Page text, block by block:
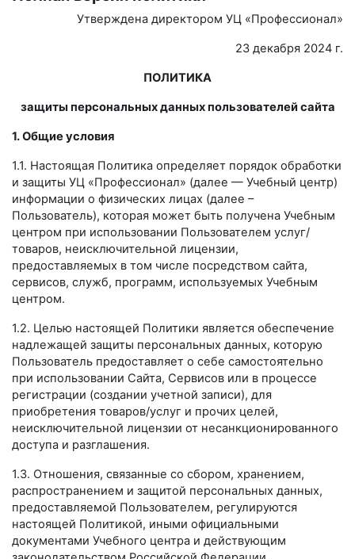
Утверждена директором УЦ «Профессионал»
23 декабря 2024 г.
ПОЛИТИКА
защиты персональных данных пользователей сайта
1. Общие условия
1.1. Настоящая Политика определяет порядок обработки
и защиты УЦ «Профессионал» (далее — Учебный центр)
информации о физических лицах (далее –
Пользователь), которая может быть получена Учебным
центром при использовании Пользователем услуг/
товаров, неисключительной лицензии,
предоставляемых в том числе посредством сайта,
сервисов, служб, программ, используемых Учебным
центром.
1.2. Целью настоящей Политики является обеспечение
надлежащей защиты персональных данных, которую
Пользователь предоставляет о себе самостоятельно
при использовании Сайта, Сервисов или в процессе
регистрации (создании учетной записи), для
приобретения товаров/услуг и прочих целей,
неисключительной лицензии от несанкционированного
доступа и разглашения.
1.3. Отношения, связанные со сбором, хранением,
распространением и защитой персональных данных,
предоставляемой Пользователем, регулируются
настоящей Политикой, иными официальными
документами Учебного центра и действующим